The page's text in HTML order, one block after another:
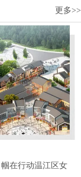
更多>>
在行动温江区女